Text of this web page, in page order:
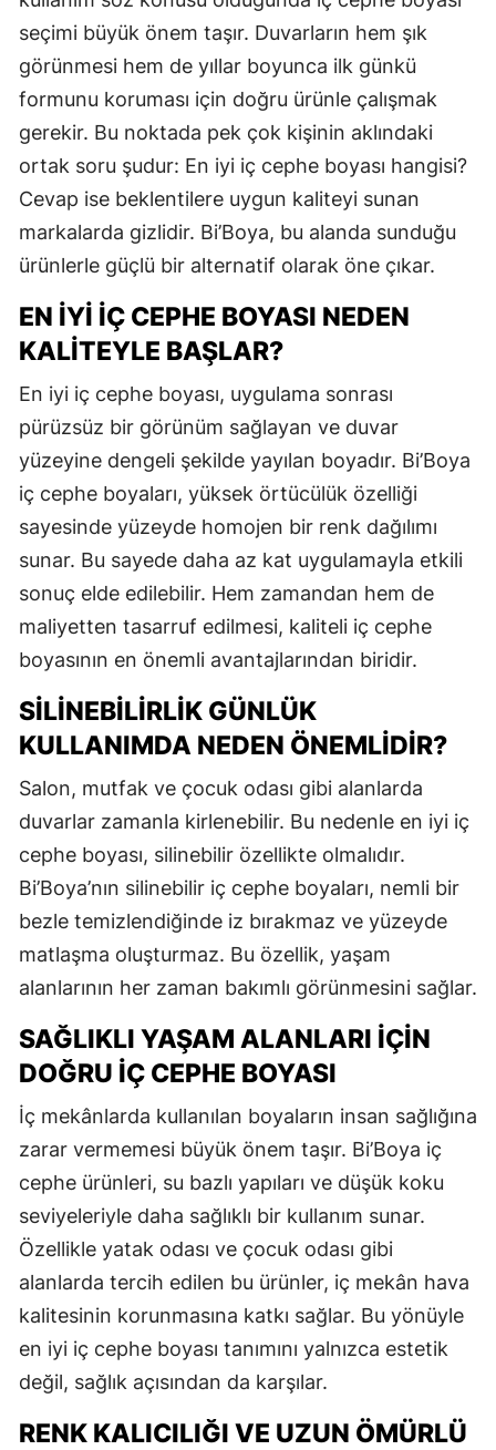
seçimi büyük önem taşır. Duvarların hem şık
görünmesi hem de yıllar boyunca ilk günkü
formunu koruması için doğru ürünle çalışmak
gerekir. Bu noktada pek çok kişinin aklındaki
ortak soru şudur: En iyi iç cephe boyası hangisi?
Cevap ise beklentilere uygun kaliteyi sunan
markalarda gizlidir. Bi’Boya, bu alanda sunduğu
ürünlerle güçlü bir alternatif olarak öne çıkar.
EN İYI İÇ CEPHE BOYASI NEDEN
KALITEYLE BAŞLAR?
En iyi iç cephe boyası, uygulama sonrası
pürüzsüz bir görünüm sağlayan ve duvar
yüzeyine dengeli şekilde yayılan boyadır. Bi’Boya
iç cephe boyaları, yüksek örtücülük özelliği
sayesinde yüzeyde homojen bir renk dağılımı
sunar. Bu sayede daha az kat uygulamayla etkili
sonuç elde edilebilir. Hem zamandan hem de
maliyetten tasarruf edilmesi, kaliteli iç cephe
boyasının en önemli avantajlarından biridir.
SILINEBILIRLIK GÜNLÜK
KULLANIMDA NEDEN ÖNEMLIDIR?
Salon, mutfak ve çocuk odası gibi alanlarda
duvarlar zamanla kirlenebilir. Bu nedenle en iyi iç
cephe boyası, silinebilir özellikte olmalıdır.
Bi’Boya’nın silinebilir iç cephe boyaları, nemli bir
bezle temizlendiğinde iz bırakmaz ve yüzeyde
matlaşma oluşturmaz. Bu özellik, yaşam
alanlarının her zaman bakımlı görünmesini sağlar.
SAĞLIKLI YAŞAM ALANLARI İÇIN
DOĞRU İÇ CEPHE BOYASI
İç mekânlarda kullanılan boyaların insan sağlığına
zarar vermemesi büyük önem taşır. Bi’Boya iç
cephe ürünleri, su bazlı yapıları ve düşük koku
seviyeleriyle daha sağlıklı bir kullanım sunar.
Özellikle yatak odası ve çocuk odası gibi
alanlarda tercih edilen bu ürünler, iç mekân hava
kalitesinin korunmasına katkı sağlar. Bu yönüyle
en iyi iç cephe boyası tanımını yalnızca estetik
değil, sağlık açısından da karşılar.
RENK KALICILIĞI VE UZUN ÖMÜRLÜ